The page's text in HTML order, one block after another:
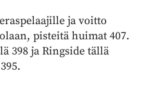
ja voitto
pisteitä huimat 407.
398 ja Ringside tällä